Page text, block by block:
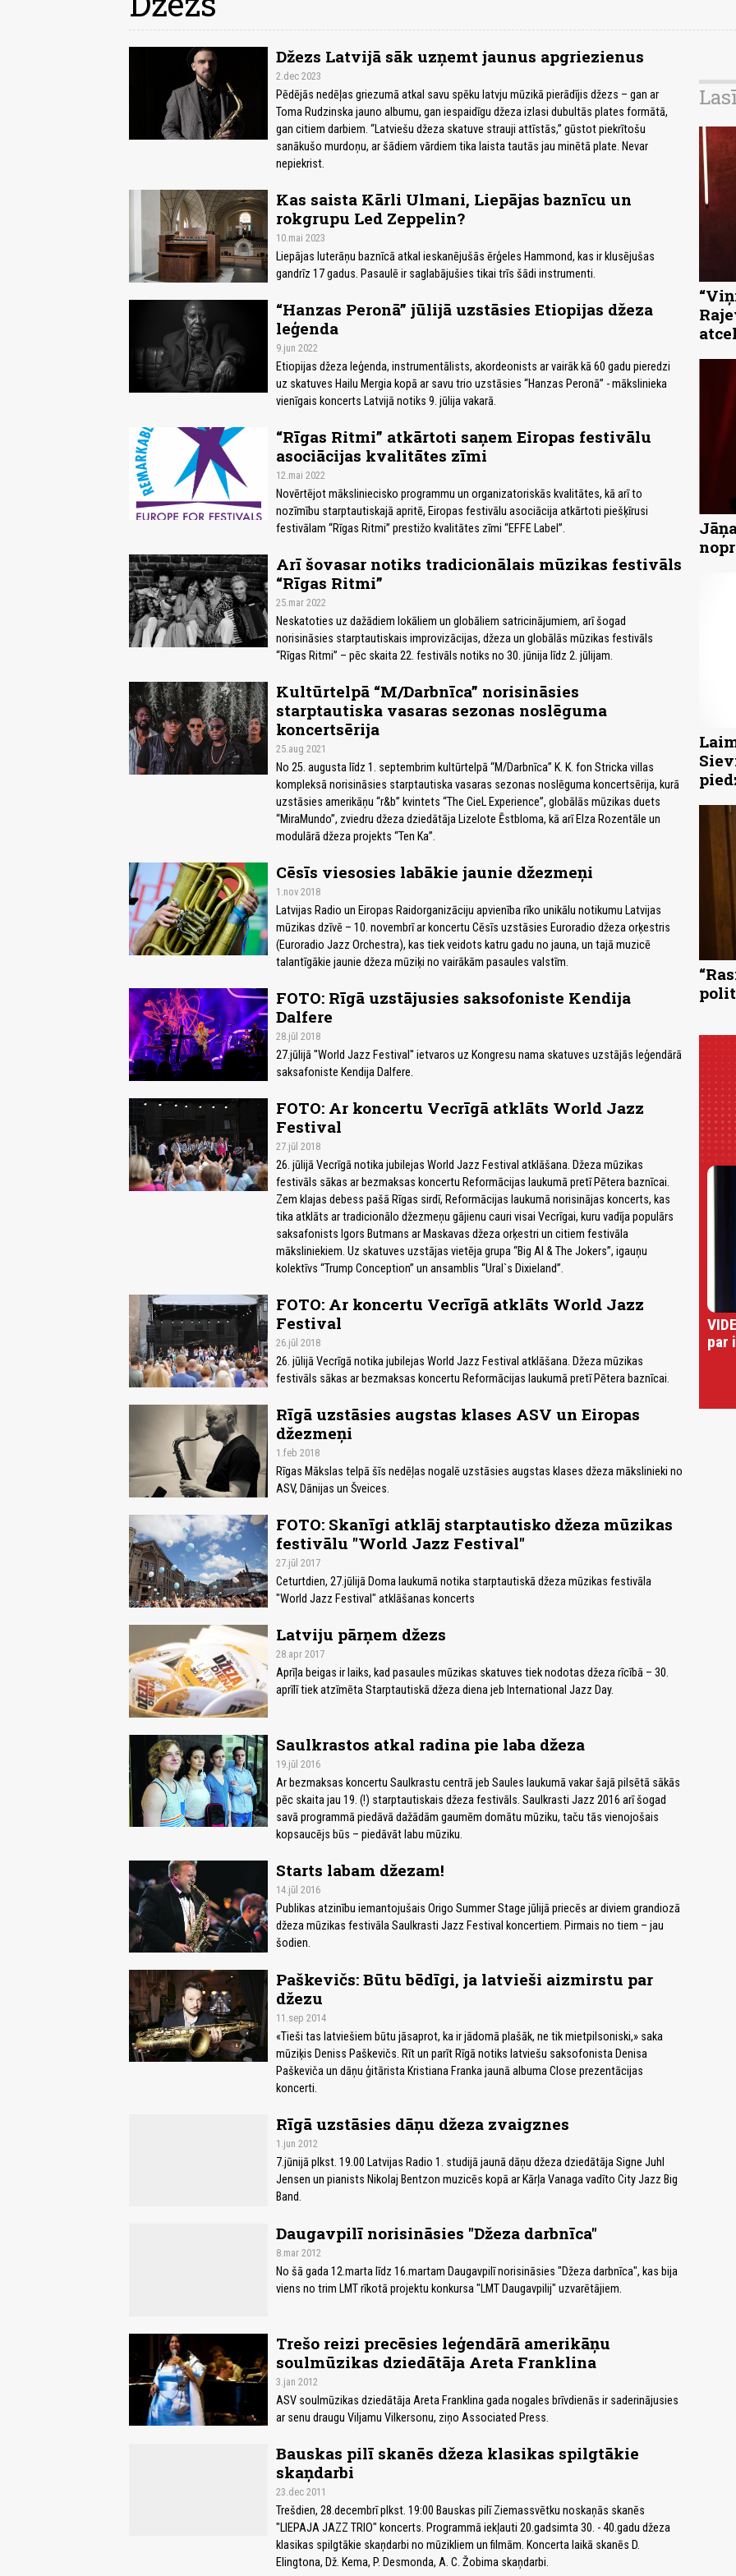
Džezs Latvijā sāk uzņemt jaunus apgriezienus
2.dec 2023
Pēdējās nedēļas griezumā atkal savu spēku latvju mūzikā pierādījis džezs – gan ar
Toma Rudzinska jauno albumu, gan iespaidīgu džeza izlasi dubultās plates formātā,
gan citiem darbiem. “Latviešu džeza skatuve strauji attīstās,” gūstot piekrītošu
sanākušo murdoņu, ar šādiem vārdiem tika laista tautās jau minētā plate. Nevar
nepiekrist.
Kas saista Kārli Ulmani, Liepājas baznīcu un
rokgrupu Led Zeppelin?
10.mai 2023
Liepājas luterāņu baznīcā atkal ieskanējušās ērģeles Hammond, kas ir klusējušas
gandrīz 17 gadus. Pasaulē ir saglabājušies tikai trīs šādi instrumenti.
“Hanzas Peronā” jūlijā uzstāsies Etiopijas džeza
leģenda
9.jun 2022
Etiopijas džeza leģenda, instrumentālists, akordeonists ar vairāk kā 60 gadu pieredzi
uz skatuves Hailu Mergia kopā ar savu trio uzstāsies “Hanzas Peronā” - mākslinieka
vienīgais koncerts Latvijā notiks 9. jūlija vakarā.
“Rīgas Ritmi” atkārtoti saņem Eiropas festivālu
asociācijas kvalitātes zīmi
12.mai 2022
Novērtējot māksliniecisko programmu un organizatoriskās kvalitātes, kā arī to
nozīmību starptautiskajā apritē, Eiropas festivālu asociācija atkārtoti piešķīrusi
festivālam “Rīgas Ritmi” prestižo kvalitātes zīmi “EFFE Label”.
Arī šovasar notiks tradicionālais mūzikas festivāls
“Rīgas Ritmi”
25.mar 2022
Neskatoties uz dažādiem lokāliem un globāliem satricinājumiem, arī šogad
norisināsies starptautiskais improvizācijas, džeza un globālās mūzikas festivāls
“Rīgas Ritmi” – pēc skaita 22. festivāls notiks no 30. jūnija līdz 2. jūlijam.
Kultūrtelpā “M/Darbnīca” norisināsies
starptautiska vasaras sezonas noslēguma
koncertsērija
25.aug 2021
No 25. augusta līdz 1. septembrim kultūrtelpā “M/Darbnīca” K. K. fon Stricka villas
kompleksā norisināsies starptautiska vasaras sezonas noslēguma koncertsērija, kurā
uzstāsies amerikāņu “r&b” kvintets “The CieL Experience”, globālās mūzikas duets
“MiraMundo”, zviedru džeza dziedātāja Lizelote Ēstbloma, kā arī Elza Rozentāle un
modulārā džeza projekts “Ten Ka”.
Cēsīs viesosies labākie jaunie džezmeņi
1.nov 2018
Latvijas Radio un Eiropas Raidorganizāciju apvienība rīko unikālu notikumu Latvijas
mūzikas dzīvē – 10. novembrī ar koncertu Cēsīs uzstāsies Euroradio džeza orķestris
(Euroradio Jazz Orchestra), kas tiek veidots katru gadu no jauna, un tajā muzicē
talantīgākie jaunie džeza mūziķi no vairākām pasaules valstīm.
FOTO: Rīgā uzstājusies saksofoniste Kendija
Dalfere
28.jūl 2018
27.jūlijā ''World Jazz Festival'' ietvaros uz Kongresu nama skatuves uzstājās leģendārā
saksafoniste Kendija Dalfere.
FOTO: Ar koncertu Vecrīgā atklāts World Jazz
Festival
27.jūl 2018
26. jūlijā Vecrīgā notika jubilejas World Jazz Festival atklāšana. Džeza mūzikas
festivāls sākas ar bezmaksas koncertu Reformācijas laukumā pretī Pētera baznīcai.
Zem klajas debess pašā Rīgas sirdī, Reformācijas laukumā norisinājas koncerts, kas
tika atklāts ar tradicionālo džezmeņu gājienu cauri visai Vecrīgai, kuru vadīja populārs
saksafonists Igors Butmans ar Maskavas džeza orķestri un citiem festivāla
māksliniekiem. Uz skatuves uzstājas vietēja grupa “Big Al & The Jokers”, igauņu
kolektīvs “Trump Conception” un ansamblis “Ural`s Dixieland”.
FOTO: Ar koncertu Vecrīgā atklāts World Jazz
Festival
26.jūl 2018
26. jūlijā Vecrīgā notika jubilejas World Jazz Festival atklāšana. Džeza mūzikas
festivāls sākas ar bezmaksas koncertu Reformācijas laukumā pretī Pētera baznīcai.
Rīgā uzstāsies augstas klases ASV un Eiropas
džezmeņi
1.feb 2018
Rīgas Mākslas telpā šīs nedēļas nogalē uzstāsies augstas klases džeza mākslinieki no
ASV, Dānijas un Šveices.
FOTO: Skanīgi atklāj starptautisko džeza mūzikas
festivālu "World Jazz Festival"
27.jūl 2017
Ceturtdien, 27.jūlijā Doma laukumā notika starptautiskā džeza mūzikas festivāla
"World Jazz Festival" atklāšanas koncerts
Latviju pārņem džezs
28.apr 2017
Aprīļa beigas ir laiks, kad pasaules mūzikas skatuves tiek nodotas džeza rīcībā – 30.
aprīlī tiek atzīmēta Starptautiskā džeza diena jeb International Jazz Day.
Saulkrastos atkal radina pie laba džeza
19.jūl 2016
Ar bezmaksas koncertu Saulkrastu centrā jeb Saules laukumā vakar šajā pilsētā sākās
pēc skaita jau 19. (!) starptautiskais džeza festivāls. Saulkrasti Jazz 2016 arī šogad
savā programmā piedāvā dažādām gaumēm domātu mūziku, taču tās vienojošais
kopsaucējs būs – piedāvāt labu mūziku.
Starts labam džezam!
14.jūl 2016
Publikas atzinību iemantojušais Origo Summer Stage jūlijā priecēs ar diviem grandiozā
džeza mūzikas festivāla Saulkrasti Jazz Festival koncertiem. Pirmais no tiem – jau
šodien.
Paškevičs: Būtu bēdīgi, ja latvieši aizmirstu par
džezu
11.sep 2014
«Tieši tas latviešiem būtu jāsaprot, ka ir jādomā plašāk, ne tik mietpilsoniski,» saka
mūziķis Deniss Paškevičs. Rīt un parīt Rīgā notiks latviešu saksofonista Denisa
Paškeviča un dāņu ģitārista Kristiana Franka jaunā albuma Close prezentācijas
koncerti.
Rīgā uzstāsies dāņu džeza zvaigznes
1.jun 2012
7.jūnijā plkst. 19.00 Latvijas Radio 1. studijā jaunā dāņu džeza dziedātāja Signe Juhl
Jensen un pianists Nikolaj Bentzon muzicēs kopā ar Kārļa Vanaga vadīto City Jazz Big
Band.
Daugavpilī norisināsies "Džeza darbnīca"
8.mar 2012
No šā gada 12.marta līdz 16.martam Daugavpilī norisināsies "Džeza darbnīca", kas bija
viens no trim LMT rīkotā projektu konkursa "LMT Daugavpilij" uzvarētājiem.
Trešo reizi precēsies leģendārā amerikāņu
soulmūzikas dziedātāja Areta Franklina
3.jan 2012
ASV soulmūzikas dziedātāja Areta Franklina gada nogales brīvdienās ir saderinājusies
ar senu draugu Viljamu Vilkersonu, ziņo Associated Press.
Bauskas pilī skanēs džeza klasikas spilgtākie
skaņdarbi
23.dec 2011
Trešdien, 28.decembrī plkst. 19:00 Bauskas pilī Ziemassvētku noskaņās skanēs
"LIEPAJA JAZZ TRIO" koncerts. Programmā iekļauti 20.gadsimta 30. - 40.gadu džeza
klasikas spilgtākie skaņdarbi no mūzikliem un filmām. Koncerta laikā skanēs D.
Elingtona, Dž. Kema, P. Desmonda, A. C. Žobima skaņdarbi.
par